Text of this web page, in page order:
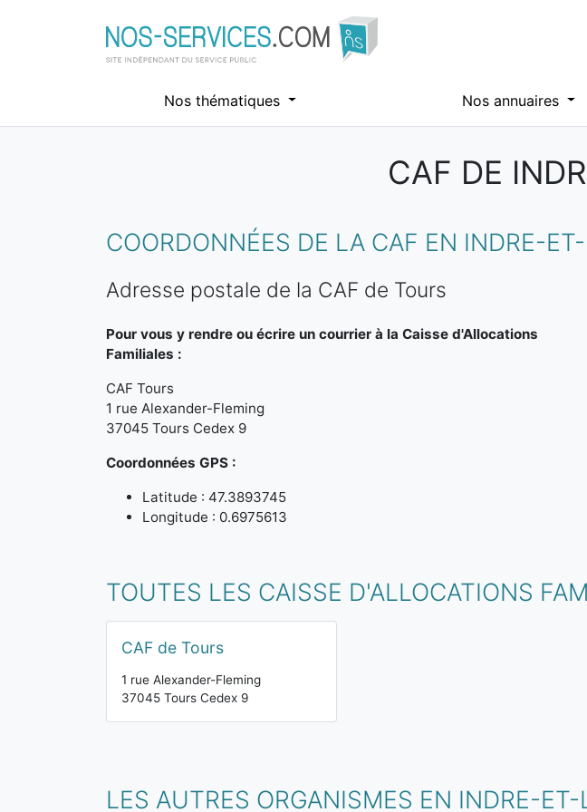
Nos thématiques Nos annuaires
CAF DE
COORDONNÉES DE LA CAF EN INDRE-
Adresse postale de la CAF de Tours
Pour vous y rendre ou écrire un courrier à la Caisse d'Allocations
Familiales :
CAF Tours
1 rue Alexander-Fleming
37045 Tours Cedex 9
Coordonnées GPS :
Latitude : 47.3893745
Longitude : 0.6975613
TOUTES LES CAISSE D'ALLOCATIONS
CAF de Tours
1 rue Alexander-Fleming
37045 Tours Cedex 9
LES AUTRES ORGANISMES EN INDRE-ET-